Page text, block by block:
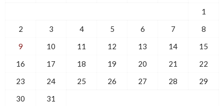
1
2
3 4 5 6 7
8
9
10 11 12 13 14
15
16
17 18 19 20 21
22
23
24 25 26 27 28
29
30
31